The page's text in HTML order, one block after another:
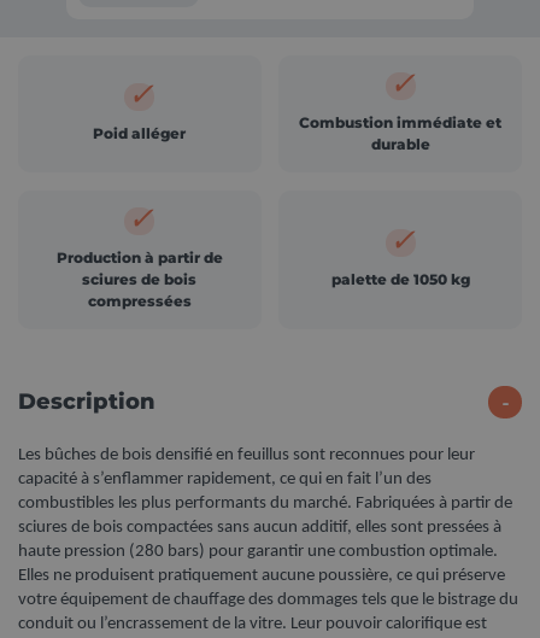
✓
Poid alléger
✓
Combustion immédiate et
durable
✓
Production à partir de
sciures de bois
compressées
✓
palette de 1050 kg
Description
Les bûches de bois densifié en feuillus sont reconnues pour leur
capacité à s’enflammer rapidement, ce qui en fait l’un des
combustibles les plus performants du marché. Fabriquées à partir de
sciures de bois compactées sans aucun additif, elles sont pressées à
haute pression (280 bars) pour garantir une combustion optimale.
Elles ne produisent pratiquement aucune poussière, ce qui préserve
votre équipement de chauffage des dommages tels que le bistrage du
conduit ou l’encrassement de la vitre. Leur pouvoir calorifique est